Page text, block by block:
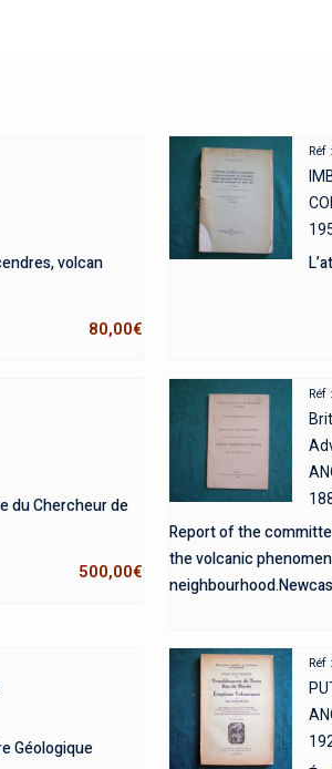
volcan
80,00€
Réf
du Chercheur de
500,00€
Réf
Report of the
the volcanic
Géologique
Réf